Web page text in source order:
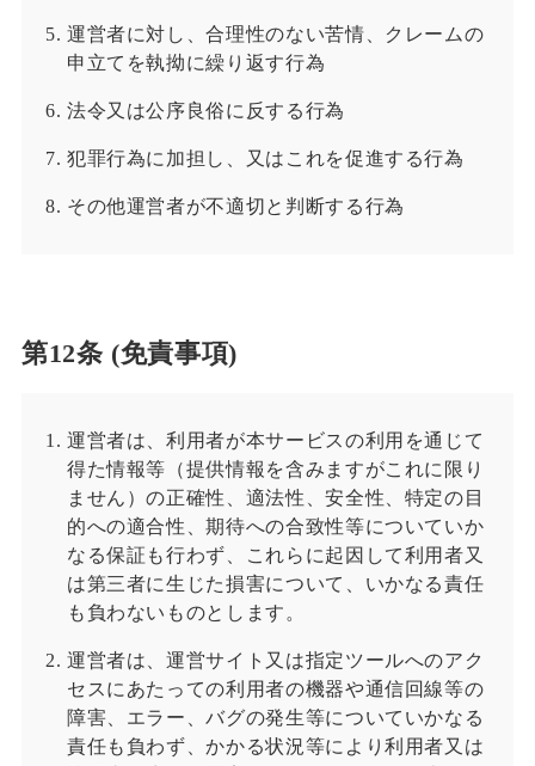
運営者に対し、合理性のない苦情、クレームの
申立てを執拗に繰り返す行為
法令又は公序良俗に反する行為
犯罪行為に加担し、又はこれを促進する行為
その他運営者が不適切と判断する行為
第12条 (免責事項)
運営者は、利用者が本サービスの利用を通じて
得た情報等（提供情報を含みますがこれに限り
ません）の正確性、適法性、安全性、特定の目
的への適合性、期待への合致性等についていか
なる保証も行わず、これらに起因して利用者又
は第三者に生じた損害について、いかなる責任
も負わないものとします。
運営者は、運営サイト又は指定ツールへのアク
セスにあたっての利用者の機器や通信回線等の
障害、エラー、バグの発生等についていかなる
責任も負わず、かかる状況等により利用者又は